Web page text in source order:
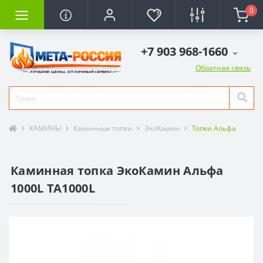
0
+7 903 968-1660
Обратная связь
КАМИНЫ Каминные топки ЭкоКамин Топки Альфа
Каминная топка ЭкоКамин Альфа
1000L TA1000L